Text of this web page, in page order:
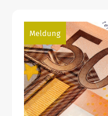
Meldung